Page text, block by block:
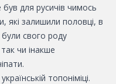
для русичів чимось
які залишили половці, в
були свого роду
чи інакше
топоніміці.